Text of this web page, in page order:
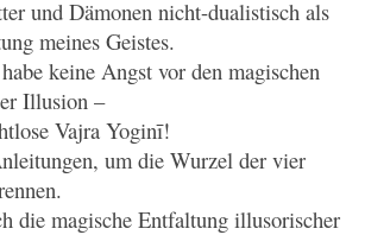
und Dämonen nicht-dualistisch als
meines Geistes.
keine Angst vor den magischen
Illusion –
Vajra Yoginī!
um die Wurzel der vier
die magische Entfaltung illusorischer